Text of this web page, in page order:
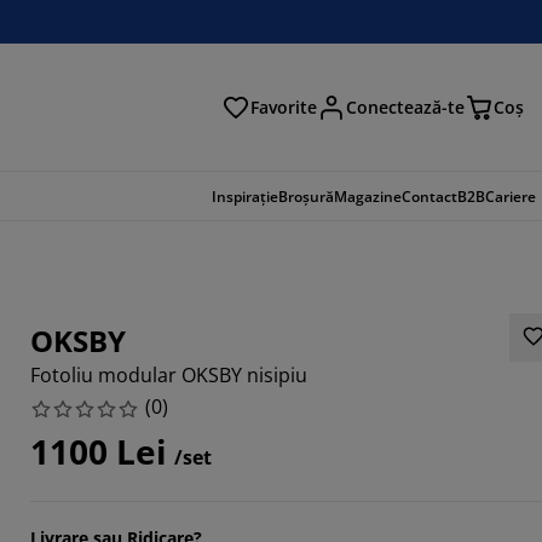
Favorite Conectează-te Coş
InspirațieBroșurăMagazineContactB2BCariere
OKSBY
Fotoliu modular OKSBY nisipiu
(0)
1100 Lei /set